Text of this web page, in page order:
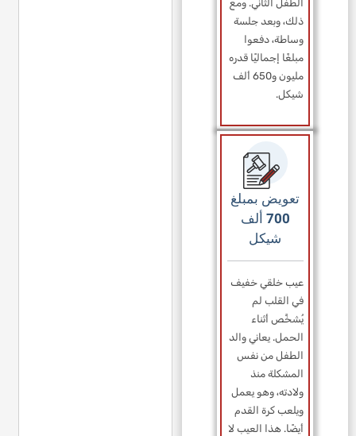
الطفل الثاني. ومع
ذلك، وبعد جلسة
وساطة، دفعوا
مبلغًا إجماليًا قدره
مليون و650 ألف
شيكل.
تعويض بمبلغ
700 ألف
شيكل
عيب خلقي خفيف
في القلب لم
يُشخَّص أثناء
الحمل. يعاني والد
الطفل من نفس
المشكلة منذ
ولادته، وهو يعمل
ويلعب كرة القدم
أيضًا. هذا العيب لا